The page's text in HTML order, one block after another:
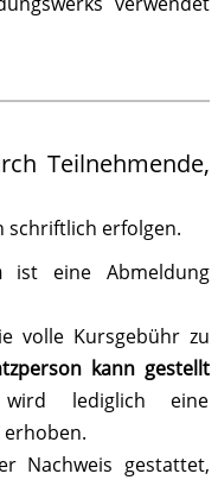
Teilnehmende,
schriftlich erfolgen.
ist eine Abmeldung
volle Kursgebühr zu
kann gestellt
lediglich eine
erhoben.
Nachweis gestattet,